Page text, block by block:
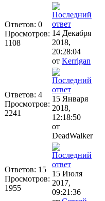
Ответов: 0
Просмотров:
1108
14 Декабря
2018,
20:28:04
от Kerrigan
Ответов: 4
Просмотров:
2241
15 Января
2018,
12:18:50
от
DeadWalker
Ответов: 15
Просмотров:
1955
15 Июля
2017,
09:21:36